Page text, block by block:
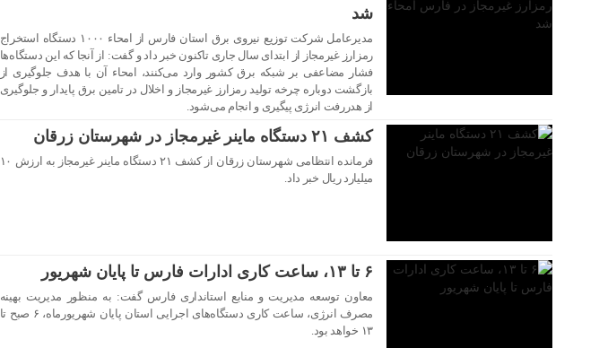
شد
مدیرعامل شرکت توزیع نیروی برق استان فارس از امحاء ۱۰۰۰ دستگاه استخراج
رمزارز غیرمجاز از ابتدای سال جاری تاکنون خبر داد و گفت: از آنجا که این دستگاه‌ها
فشار مضاعفی بر شبکه برق کشور وارد می‌کنند، امحاء آن با هدف جلوگیری از
بازگشت دوباره چرخه تولید رمزارز غیرمجاز و اخلال در تامین برق پایدار و جلوگیری
از هدررفت انرژی پیگیری و انجام می‌شود.
کشف ۲۱ دستگاه ماینر غیرمجاز در شهرستان زرقان
فرمانده انتظامی شهرستان زرقان از کشف ۲۱ دستگاه ماينر غيرمجاز به ارزش ۱۰
ميليارد ريال خبر داد.
۶ تا ۱۳، ساعت کاری ادارات فارس تا پایان شهریور
معاون توسعه مدیریت و منابع استانداری فارس گفت: به منظور مدیریت بهینه
مصرف انرژی، ساعت کاری دستگاه‌های اجرایی استان پایان شهریورماه، ۶ صبح تا
۱۳ خواهد بود.